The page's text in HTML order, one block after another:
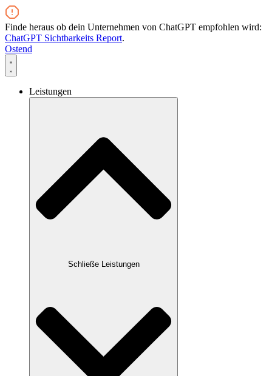
Zum
Inhalt
wechseln
Finde heraus ob dein Unternehmen von ChatGPT empfohlen wird:
ChatGPT Sichtbarkeits Report.
Ostend
Leistungen
Schließe Leistungen